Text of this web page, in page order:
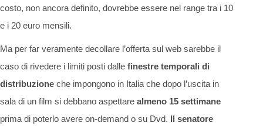
costo, non ancora definito, dovrebbe essere nel range tra i 10
e i 20 euro mensili.
Ma per far veramente decollare l’offerta sul web sarebbe il
caso di rivedere i limiti posti dalle finestre temporali di
distribuzione che impongono in Italia che dopo l’uscita in
sala di un film si debbano aspettare almeno 15 settimane
prima di poterlo avere on-demand o su Dvd. Il senatore